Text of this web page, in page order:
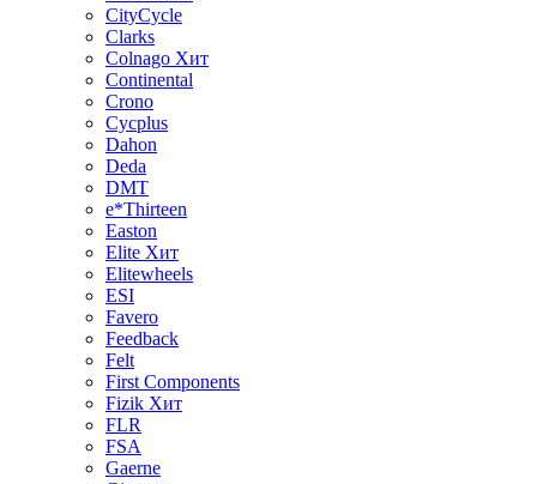
CityCycle
Clarks
Colnago Хит
Continental
Crono
Cycplus
Dahon
Deda
DMT
e*Thirteen
Easton
Elite Хит
Elitewheels
ESI
Favero
Feedback
Felt
First Components
Fizik Хит
FLR
FSA
Gaerne